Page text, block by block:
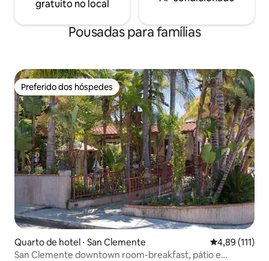
gratuito no local
Pousadas para famílias
Preferido dos hóspedes
Preferido dos hóspedes
Quarto de hotel ⋅ San Clemente 4,89 de uma
4,89 (111)
San Clemente downtown room-breakfast, pátio e